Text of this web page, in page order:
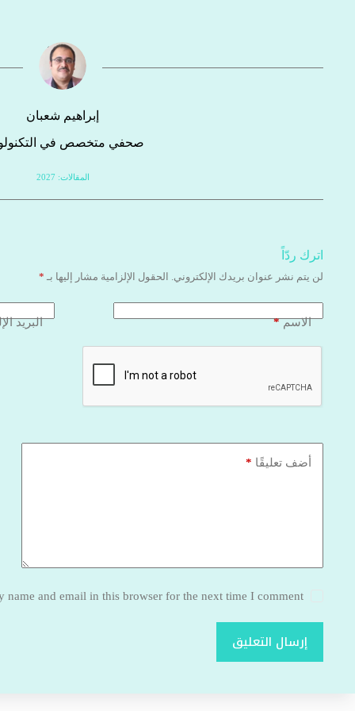
إبراهيم شعبان
صحفي متخصص في
المقالات: 2027
اترك ردّاً
لن يتم نشر عنوان بريدك الإلكتروني. الحقول الإلزامية مشار إليها بـ *
الاسم* البريد
أضف تعليقًا *
name and email in this browser for the next time I comment.
إرسال التعليق